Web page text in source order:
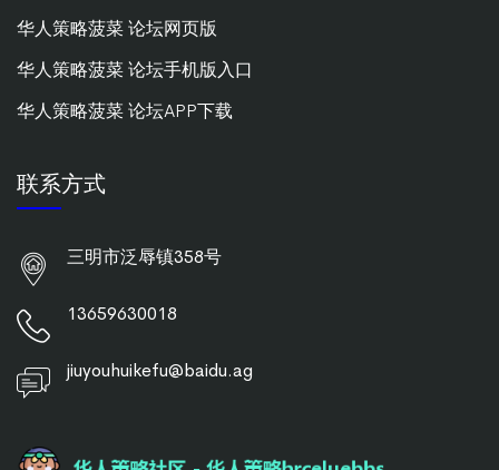
华人策略菠菜 论坛网页版
华人策略菠菜 论坛手机版入口
华人策略菠菜 论坛APP下载
联系方式
三明市泛辱镇358号
13659630018
jiuyouhuikefu@baidu.ag